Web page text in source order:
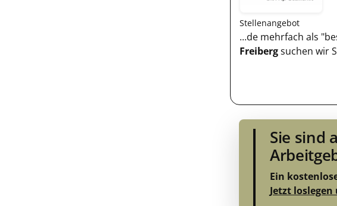
Stellenangebot
...de mehrfach als
Freibergsuchen wir
Sie sind
Ein
Jetzt